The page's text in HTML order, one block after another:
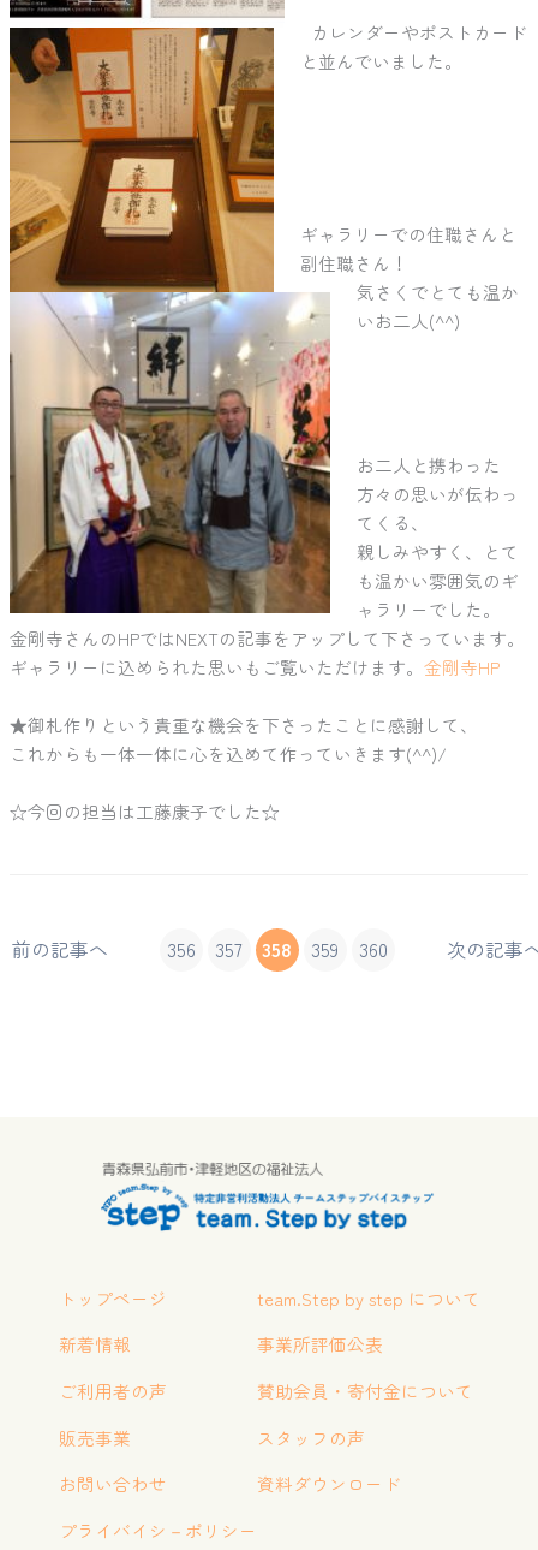
カレンダーやポストカード
と並んでいました。
ギャラリーでの住職さんと
副住職さん！
気さくでとても温か
いお二人(^^)
お二人と携わった
方々の思いが伝わっ
てくる、
親しみやすく、とて
も温かい雰囲気のギ
ャラリーでした。
金剛寺さんのHPではNEXTの記事をアップして下さっています。
ギャラリーに込められた思いもご覧いただけます。 金剛寺HP
★御札作りという貴重な機会を下さったことに感謝して、
これからも一体一体に心を込めて作っていきます(^^)/
☆今回の担当は工藤康子でした☆
前の記事へ 356 357 358 359 360 次の記事
トップページ
新着情報
ご利用者の声
販売事業
お問い合わせ
プライバイシ－ポリシー
team.Step by step について
事業所評価公表
賛助会員・寄付金について
スタッフの声
資料ダウンロード